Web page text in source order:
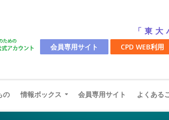
「東
会員専用サイト CPD WEB利用
の 情報ボックス 会員専用サイト よくある